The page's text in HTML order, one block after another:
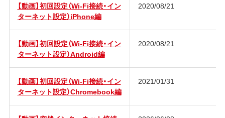
【動画】初回設定（Wi-Fi接続・イン
ターネット設定）iPhone編
2020/08/21
【動画】初回設定（Wi-Fi接続・イン
ターネット設定）Android編
2020/08/21
【動画】初回設定（Wi-Fi接続・イン
ターネット設定）Chromebook編
2021/01/31